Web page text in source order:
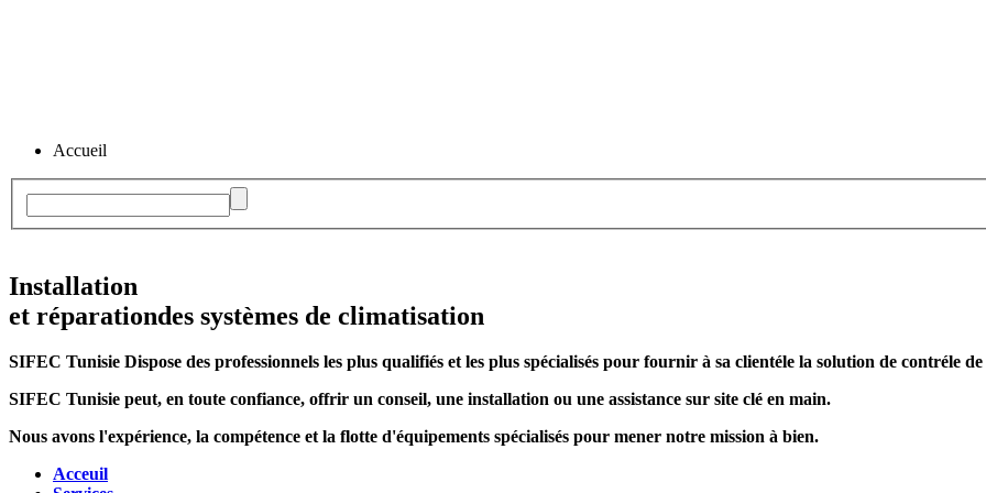
Accueil
Installation
et réparationdes systèmes de climatisation
SIFEC Tunisie Dispose des professionnels les plus qualifiés et les plus spécialisés pour fournir à sa clientéle la solution de contréle
SIFEC Tunisie peut, en toute confiance, offrir un conseil, une installation ou une assistance sur site clé en main.
Nous avons l'expérience, la compétence et la flotte d'équipements spécialisés pour mener notre mission à bien.
Acceuil